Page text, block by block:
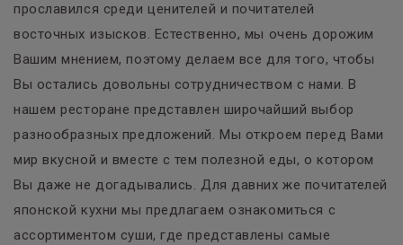
прославился среди ценителей и почитателей
восточных изысков. Естественно, мы очень дорожим
Вашим мнением, поэтому делаем все для того, чтобы
Вы остались довольны сотрудничеством с нами. В
нашем ресторане представлен широчайший выбор
разнообразных предложений. Мы откроем перед Вами
мир вкусной и вместе с тем полезной еды, о котором
Вы даже не догадывались. Для давних же почитателей
японской кухни мы предлагаем ознакомиться с
ассортиментом суши, где представлены самые